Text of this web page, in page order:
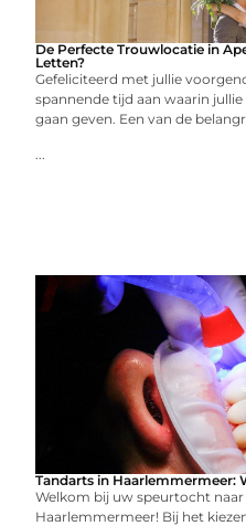
De Perfecte Trouwlocatie in
Letten?
Gefeliciteerd met jullie
spannende tijd aan waarin
gaan geven. Een van de
...
Tandarts in Haarlemmermeer:
Welkom bij uw speurtocht
Haarlemmermeer! Bij het